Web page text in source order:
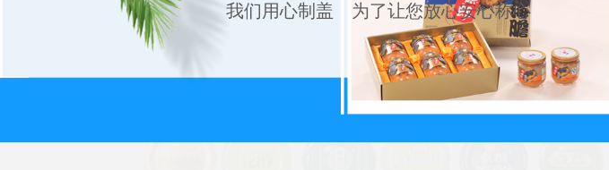
我们用心制盖 为了让您放心安心称心